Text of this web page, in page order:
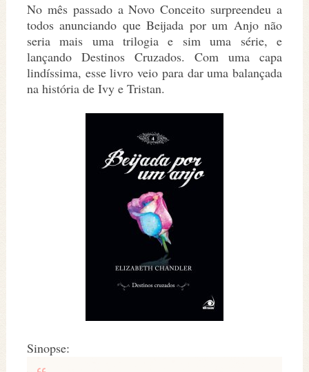
No mês passado a Novo Conceito surpreendeu a
todos anunciando que Beijada por um Anjo não
seria mais uma trilogia e sim uma série, e
lançando Destinos Cruzados. Com uma capa
lindíssima, esse livro veio para dar uma balançada
na história de Ivy e Tristan.
Sinopse: